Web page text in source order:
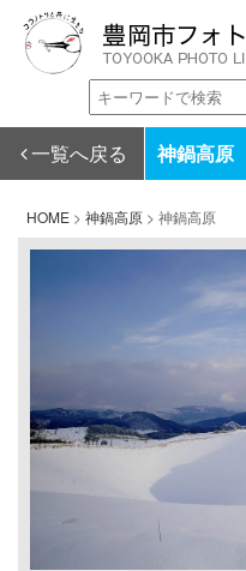
一覧へ戻る 神鍋高原
HOME > 神鍋高原 > 神鍋高原